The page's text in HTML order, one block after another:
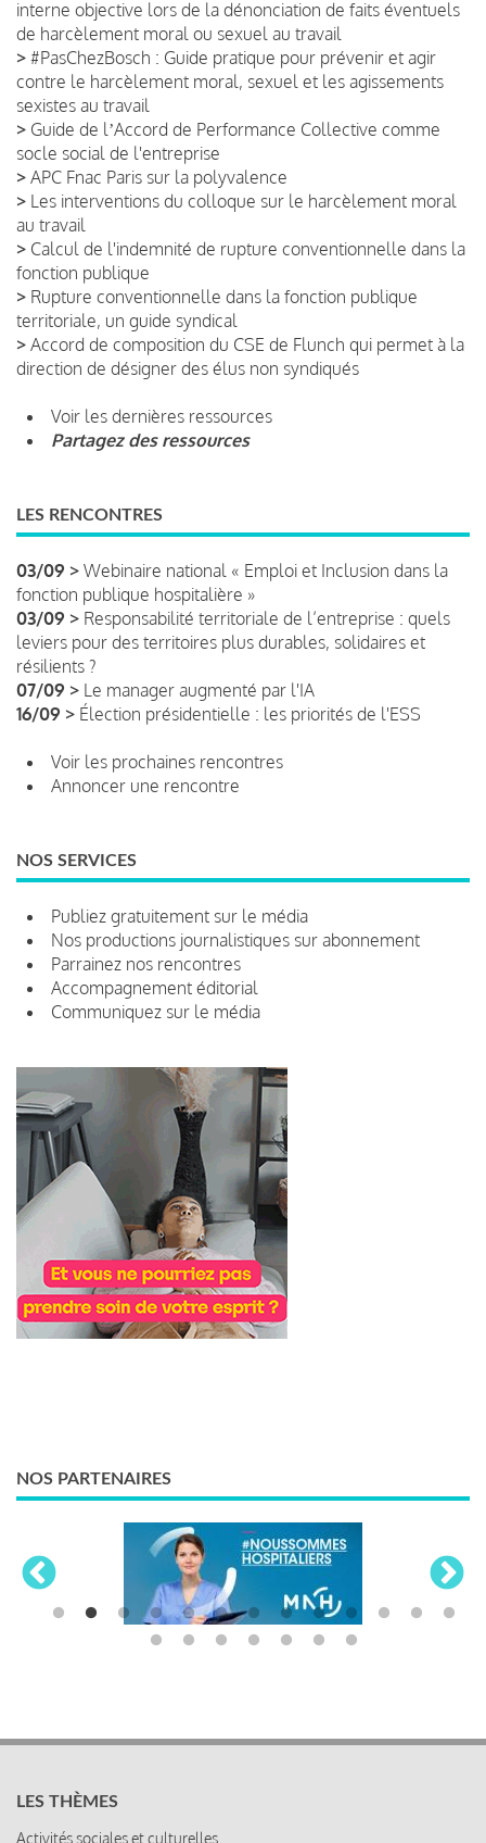
interne objective lors de la dénonciation de faits éventuels
de harcèlement moral ou sexuel au travail
> #PasChezBosch : Guide pratique pour prévenir et agir
contre le harcèlement moral, sexuel et les agissements
sexistes au travail
> Guide de lʼAccord de Performance Collective comme
socle social de l'entreprise
> APC Fnac Paris sur la polyvalence
> Les interventions du colloque sur le harcèlement moral
au travail
> Calcul de l'indemnité de rupture conventionnelle dans la
fonction publique
> Rupture conventionnelle dans la fonction publique
territoriale, un guide syndical
> Accord de composition du CSE de Flunch qui permet à la
direction de désigner des élus non syndiqués
Voir les dernières ressources
Partagez des ressources
LES RENCONTRES
03/09 > Webinaire national « Emploi et Inclusion dans la
fonction publique hospitalière »
03/09 > Responsabilité territoriale de l’entreprise : quels
leviers pour des territoires plus durables, solidaires et
résilients ?
07/09 > Le manager augmenté par l'IA
16/09 > Élection présidentielle : les priorités de l'ESS
Voir les prochaines rencontres
Annoncer une rencontre
NOS SERVICES
Publiez gratuitement sur le média
Nos productions journalistiques sur abonnement
Parrainez nos rencontres
Accompagnement éditorial
Communiquez sur le média
NOS PARTENAIRES
LES THÈMES
Activités sociales et culturelles